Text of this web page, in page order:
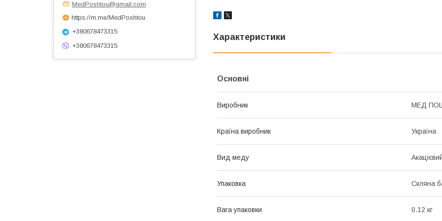
Характеристики
Основні
Виробник МЕД
Країна виробник Україна
Вид меду
Упаковка Скляна
Вага упаковки 0.12 кг
MedPoshtou@gmail.com
https://m.me/MedPoshtou
+380678473315
+380678473315